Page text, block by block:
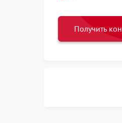
Получить